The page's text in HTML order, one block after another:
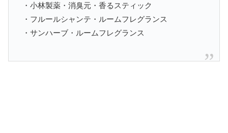
・小林製薬・消臭元・香るスティック
・フルールシャンテ・ルームフレグランス
・サンハーブ・ルームフレグランス